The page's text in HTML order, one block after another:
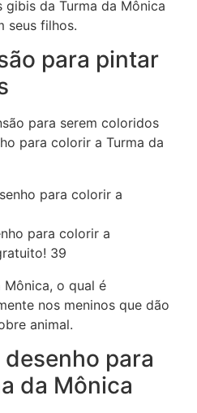
da Turma da Mônica
seus filhos.
para pintar
para serem coloridos
para colorir a Turma da
para colorir a
39
Mônica, o qual é
nos meninos que dão
animal.
para
da Mônica